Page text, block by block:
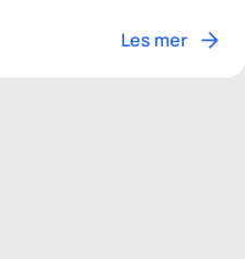
Les mer